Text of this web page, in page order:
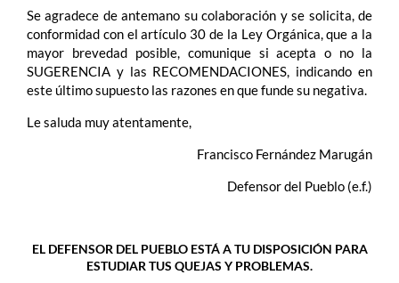
Se agradece de antemano su colaboración y se solicita, de
conformidad con el artículo 30 de la Ley Orgánica, que a la
mayor brevedad posible, comunique si acepta o no la
SUGERENCIA y las RECOMENDACIONES, indicando en
este último supuesto las razones en que funde su negativa.
Le saluda muy atentamente,
Francisco Fernández Marugán
Defensor del Pueblo (e.f.)
EL DEFENSOR DEL PUEBLO ESTÁ A TU DISPOSICIÓN PARA
ESTUDIAR TUS QUEJAS Y PROBLEMAS.